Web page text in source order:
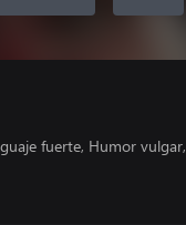
fuerte, Humor vulgar,